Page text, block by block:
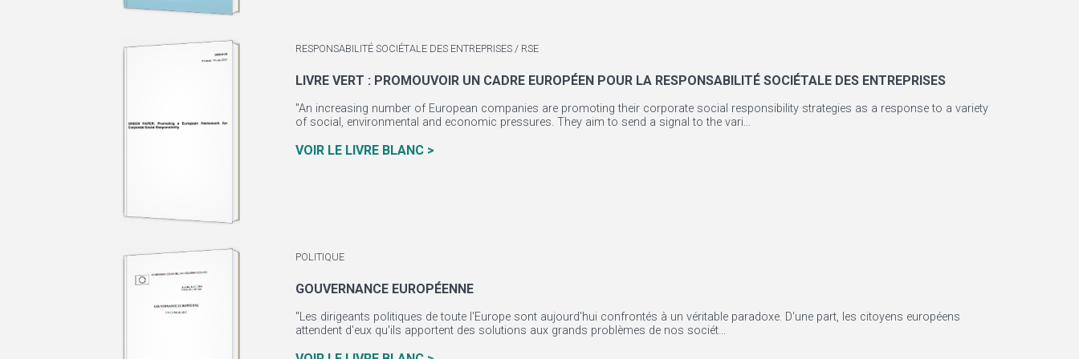
RESPONSABILITÉ SOCIÉTALE DES ENTREPRISES / RSE
LIVRE VERT : PROMOUVOIR UN CADRE EUROPÉEN POUR LA RESPONSABILITÉ SOCIÉTALE DES ENTREPRISES
"An increasing number of European companies are promoting their corporate social responsibility strategies as a response to a variety
of social, environmental and economic pressures. They aim to send a signal to the vari...
VOIR LE LIVRE BLANC >
POLITIQUE
GOUVERNANCE EUROPÉENNE
"Les dirigeants politiques de toute l'Europe sont aujourd'hui confrontés à un véritable paradoxe. D'une part, les citoyens européens
attendent d'eux qu'ils apportent des solutions aux grands problèmes de nos sociét...